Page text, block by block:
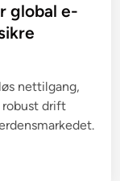
global e-
nettilgang,
robust drift